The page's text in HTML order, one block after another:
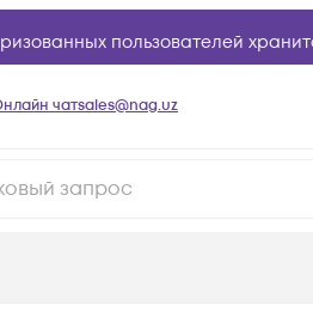
пользователей
чатsales@nag.uz